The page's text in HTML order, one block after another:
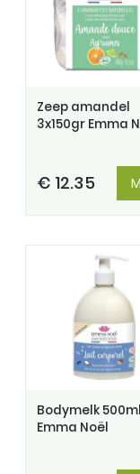
Zeep amandel
3x150gr Emma
€ 12.35
Bodymelk 500ml
Emma Noël